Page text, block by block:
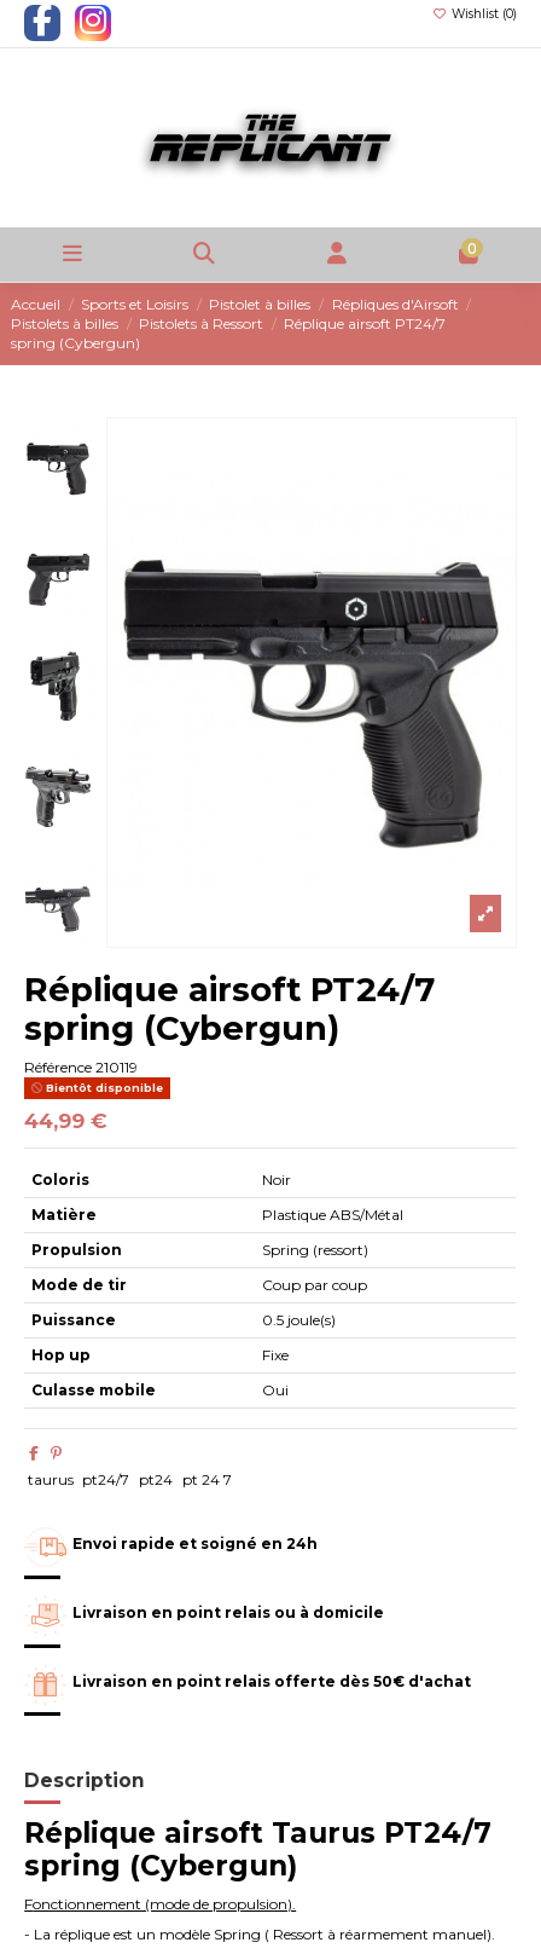
Wishlist (0)
0
Accueil Sports et Loisirs Pistolet à billes
Répliques d'Airsoft
Pistolets à billes
Pistolets à Ressort
Réplique airsoft PT24/7
spring (Cybergun)
Réplique airsoft PT24/7
spring (Cybergun)
Référence 210119
Bientôt disponible
44,99 €
Coloris
Noir
Matière
Plastique ABS/Métal
Propulsion
Spring (ressort)
Mode de tir
Coup par coup
Puissance
0.5 joule(s)
Hop up
Fixe
Culasse mobile
Oui
taurus pt24/7 pt24 pt 24 7
Envoi rapide et soigné en 24h
Livraison en point relais ou à domicile
Livraison en point relais offerte dès 50€ d'achat
Description
Réplique airsoft Taurus PT24/7
spring (Cybergun)
Fonctionnement (mode de propulsion).
- La réplique est un modèle Spring ( Ressort à réarmement manuel).